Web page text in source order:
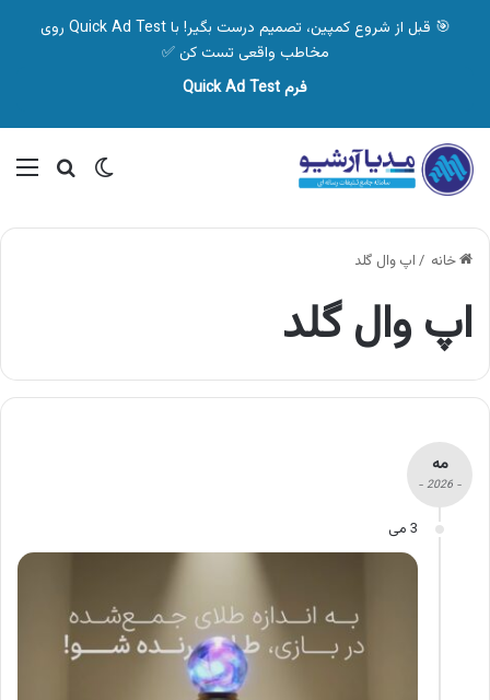
🎯 قبل از شروع کمپین، تصمیم درست بگیر! با Quick Ad Test روی
مخاطب واقعی تست کن ✅
فرم Quick Ad Test
تغییر پوسته
خانه / اپ وال گلد
اپ وال گلد
مه
- 2026 -
3 می